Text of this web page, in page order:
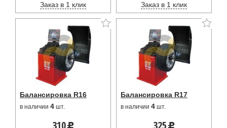
Заказ в 1 клик Заказ в 1 клик
Балансировка R16
в наличии 4 шт.
310
Балансировка R17
в наличии 4 шт.
325